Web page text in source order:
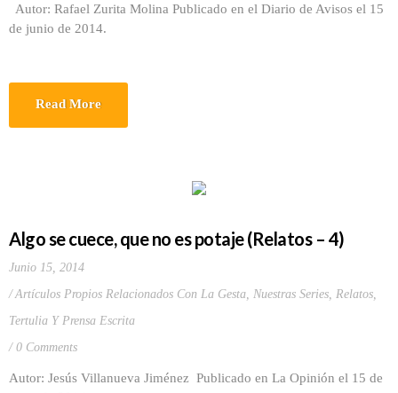
Autor: Rafael Zurita Molina Publicado en el Diario de Avisos el 15
de junio de 2014.
Read More
Algo se cuece, que no es potaje (Relatos – 4)
Junio 15, 2014
Artículos Propios Relacionados Con La Gesta, Nuestras Series, Relatos,
Tertulia Y Prensa Escrita
0 Comments
Autor: Jesús Villanueva Jiménez Publicado en La Opinión el 15 de